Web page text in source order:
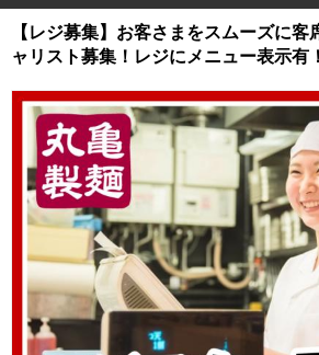
【レジ募集】お客さまをスムーズに
ャリスト募集！レジにメニュー表示有